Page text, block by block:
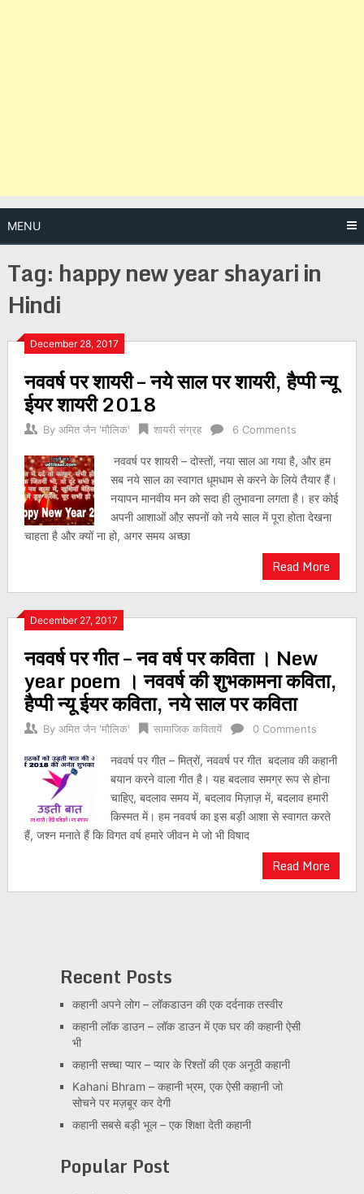
MENU
Tag: happy new year shayari in
Hindi
December 28, 2017
नववर्ष पर शायरी – नये साल पर शायरी, हैप्पी न्यू
ईयर शायरी 2018
By अमित जैन 'मौलिक' शायरी संग्रह 6 Comments
नववर्ष पर शायरी – दोस्तों, नया साल आ गया है, और हम
सब नये साल का स्वागत धूमधाम से करने के लिये तैयार हैं।
नयापन मानवीय मन को सदा ही लुभावना लगता है। हर कोई
अपनी आशाओं औऱ सपनों को नये साल में पूरा होता देखना
चाहता है और क्यों ना हो, अगर समय अच्छा
Read More
December 27, 2017
नववर्ष पर गीत – नव वर्ष पर कविता । New
year poem । नववर्ष की शुभकामना कविता,
हैप्पी न्यू ईयर कविता, नये साल पर कविता
By अमित जैन 'मौलिक' सामाजिक कवितायें 0 Comments
नववर्ष पर गीत – मित्रों, नववर्ष पर गीत बदलाव की कहानी
बयान करने वाला गीत है। यह बदलाव समग्र रूप से होना
चाहिए, बदलाव समय में, बदलाव मिज़ाज़ में, बदलाव हमारी
किस्मत में। हम नववर्ष का इस बड़ी आशा से स्वागत करते
हैं, जश्न मनाते हैं कि विगत वर्ष हमारे जीवन मे जो भी विषाद
Read More
Posts
navigation
Recent Posts
कहानी अपने लोग – लॉकडाउन की एक दर्दनाक तस्वीर
कहानी लॉक डाउन – लॉक डाउन में एक घर की कहानी ऐसी
भी
कहानी सच्चा प्यार – प्यार के रिश्तों की एक अनूठी कहानी
Kahani Bhram – कहानी भ्रम, एक ऐसी कहानी जो
सोचने पर मज़बूर कर देगी
कहानी सबसे बड़ी भूल – एक शिक्षा देती कहानी
Popular Post